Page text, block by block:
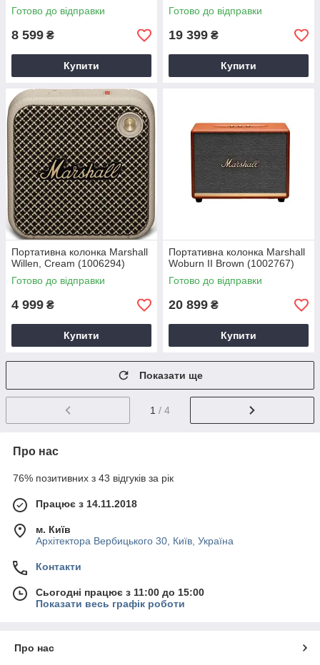
Готово до відправки
8 599 ₴
Купити
Готово до відправки
19 399 ₴
Купити
Портативна колонка Marshall
Willen, Cream (1006294)
Готово до відправки
4 999 ₴
Купити
Портативна колонка Marshall
Woburn II Brown (1002767)
Готово до відправки
20 899 ₴
Купити
Показати ще
1 / 4
Про нас
76% позитивних з 43 відгуків за рік
Працює з 14.11.2018
м. Київ
Архітектора Вербицького 30, Київ, Україна
Контакти
Сьогодні працює з 11:00 до 15:00
Показати весь графік роботи
Про нас